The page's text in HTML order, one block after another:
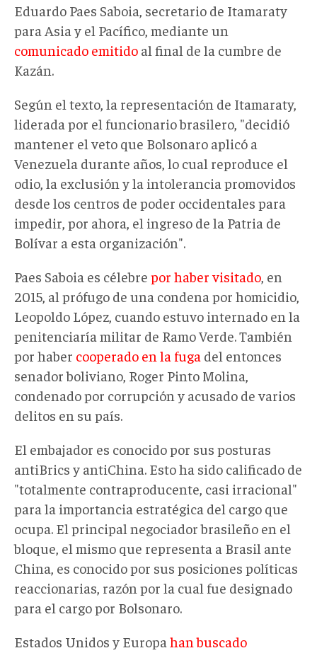
Eduardo Paes Saboia, secretario de Itamaraty
para Asia y el Pacífico, mediante un
comunicado emitido al final de la cumbre de
Kazán.
Según el texto, la representación de Itamaraty,
liderada por el funcionario brasilero, "decidió
mantener el veto que Bolsonaro aplicó a
Venezuela durante años, lo cual reproduce el
odio, la exclusión y la intolerancia promovidos
desde los centros de poder occidentales para
impedir, por ahora, el ingreso de la Patria de
Bolívar a esta organización".
Paes Saboia es célebre por haber visitado , en
2015, al prófugo de una condena por homicidio,
Leopoldo López, cuando estuvo internado en la
penitenciaría militar de Ramo Verde. También
por haber cooperado en la fuga del entonces
senador boliviano, Roger Pinto Molina,
condenado por corrupción y acusado de varios
delitos en su país.
El embajador es conocido por sus posturas
antiBrics y antiChina. Esto ha sido calificado de
"totalmente contraproducente, casi irracional"
para la importancia estratégica del cargo que
ocupa. El principal negociador brasileño en el
bloque, el mismo que representa a Brasil ante
China, es conocido por sus posiciones políticas
reaccionarias, razón por la cual fue designado
para el cargo por Bolsonaro.
Estados Unidos y Europa han buscado